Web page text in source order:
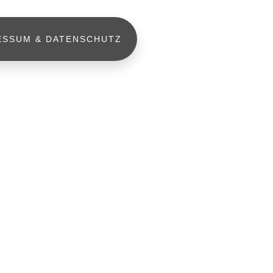
& DATENSCHUTZ